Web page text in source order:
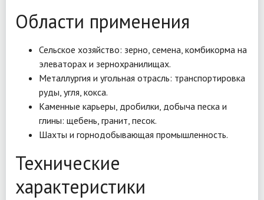
Области применения
Сельское хозяйство: зерно, семена, комбикорма на
элеваторах и зернохранилищах.
Металлургия и угольная отрасль: транспортировка
руды, угля, кокса.
Каменные карьеры, дробилки, добыча песка и
глины: щебень, гранит, песок.
Шахты и горнодобывающая промышленность.
Технические
характеристики